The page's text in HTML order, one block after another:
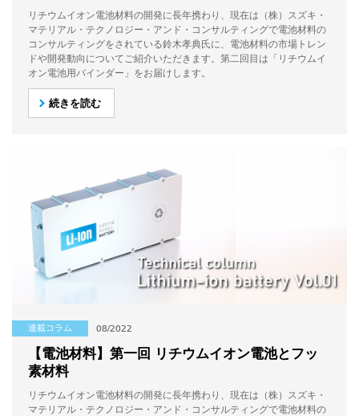
リチウムイオン電池材料の開発に長年携わり、現在は（株）スズキ・
マテリアル・テクノロジー・アンド・コンサルティングで電池材料の
コンサルティングをされている鈴木孝典氏に、電池材料の市場トレン
ドや開発動向についてご紹介いただきます。第二回目は「リチウムイ
オン電池用バインダー」をお届けします。
続きを読む
連載コラム 08/2022
【電池材料】第一回 リチウムイオン電池とフッ
素材料
リチウムイオン電池材料の開発に長年携わり、現在は（株）スズキ・
マテリアル・テクノロジー・アンド・コンサルティングで電池材料の